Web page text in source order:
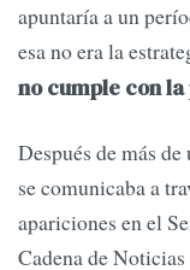
apuntaría a un
esa no era la
no cumple con
Después de más
se comunicaba a
apariciones en el
Cadena de